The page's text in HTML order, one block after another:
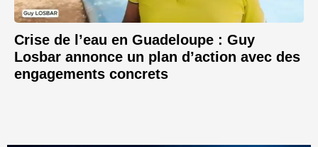
Crise de l’eau en Guadeloupe : Guy
Losbar annonce un plan d’action avec des
engagements concrets